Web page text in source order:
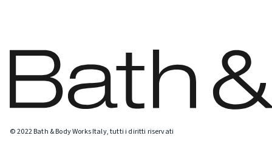
© 2022 Bath & Body Works Italy, tutti i diritti riservati